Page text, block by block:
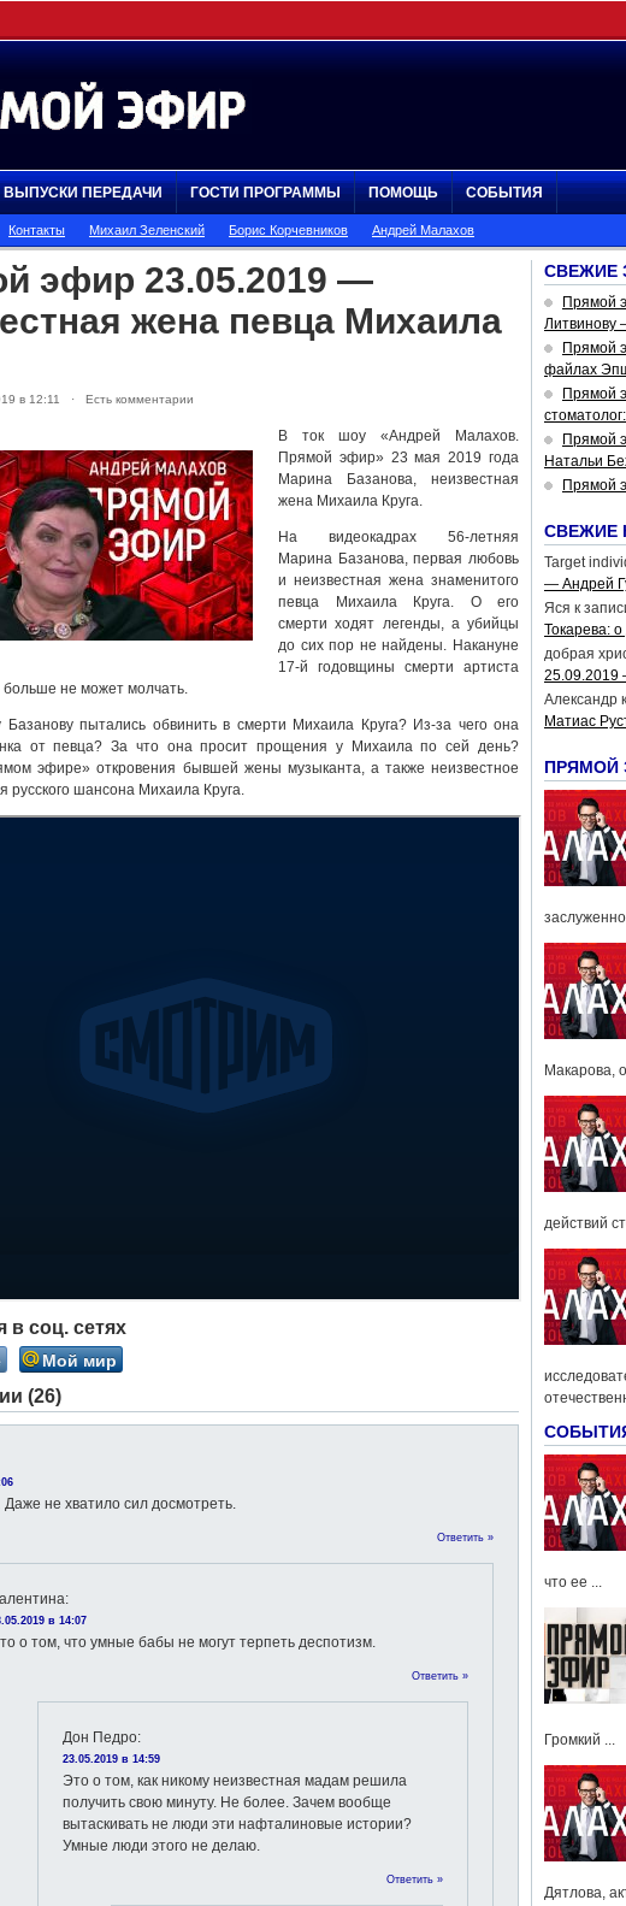
ВЫПУСКИ ПЕРЕДАЧИ ГОСТИ ПРОГРАММЫ ПОМОЩЬ СОБЫТИЯ
Контакты Михаил Зеленский Борис Корчевников Андрей Малахов
эфир 23.05.2019 —
жена певца Михаила
в 12:11 · Есть комментарии
В ток шоу «Андрей Малахов.
Прямой эфир» 23 мая 2019 года
Марина Базанова, неизвестная
жена Михаила Круга.
На видеокадрах 56-летняя
Марина Базанова, первая любовь
и неизвестная жена знаменитого
певца Михаила Круга. О его
смерти ходят легенды, а убийцы
до сих пор не найдены. Накануне
17-й годовщины смерти артиста
больше не может молчать.
пытались обвинить в смерти Михаила Круга? Из-за чего она
от певца? За что она просит прощения у Михаила по сей день?
эфире» откровения бывшей жены музыканта, а также неизвестное
русского шансона Михаила Круга.
в соц. сетях
Мой мир
(26)
не хватило сил досмотреть.
Ответить »
:
в 14:07
о том, что умные бабы не могут терпеть деспотизм.
Ответить »
Дон Педро:
23.05.2019 в 14:59
Это о том, как никому неизвестная мадам решила
получить свою минуту. Не более. Зачем вообще
вытаскивать не люди эти нафталиновые истории?
Умные люди этого не делаю.
Ответить »
СВЕЖИЕ
Прямой
Литвинову
Прямой
файлах
Прямой
Прямой
Натальи
Прямой
СВЕЖИЕ
Target
— Андрей
Яся к
Токарева:
добрая
25.09.2019
Александр
Матиас
ПРЯМОЙ
Макарова,
действий
что ее ...
Громкий ...
Дятлова,